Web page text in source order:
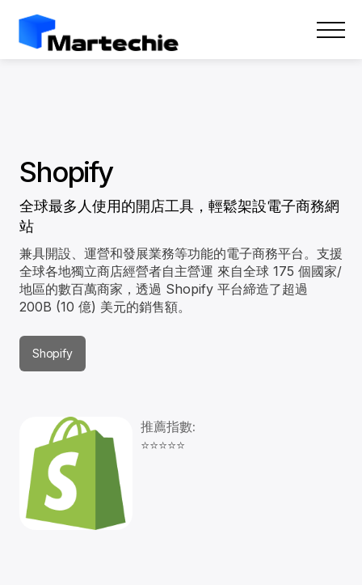
Shopify
全球最多人使用的開店工具，輕鬆架設電子商務網
站
兼具開設、運營和發展業務等功能的電子商務平台。支援
全球各地獨立商店經營者自主營運 來自全球 175 個國家/
地區的數百萬商家，透過 Shopify 平台締造了超過
200B (10 億) 美元的銷售額。
Shopify
推薦指數:
⭐⭐⭐⭐⭐